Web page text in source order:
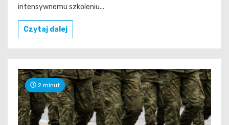
intensywnemu szkoleniu...
Czytaj dalej
2 minut